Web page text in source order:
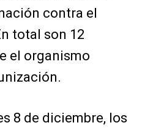
contra el
total son 12
el organismo
8 de diciembre, los